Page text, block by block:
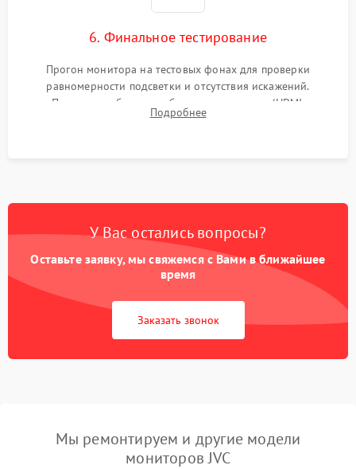
6. Финальное тестирование
Прогон монитора на тестовых фонах для проверки
равномерности подсветки и отсутствия искажений.
Проверка работоспособности всех портов (HDMI,
DisplayPort, VGA) и кнопок управления под нагрузкой в
Подробнее
У Вас остались вопросы?
Оставьте заявку, мы свяжемся с Вами в ближайшее
время
Заказать звонок
Мы ремонтируем и другие модели
мониторов JVC